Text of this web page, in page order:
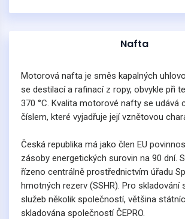
Nafta
Motorová nafta je směs kapalných
se destilací a rafinací z ropy, obvykle při
370 °C. Kvalita motorové nafty se udává
číslem, které vyjadřuje její vznětovou
Česká republika má jako člen EU
zásoby energetických surovin na 90 dní.
řízeno centrálně prostřednictvím úřadu
hmotných rezerv (SSHR). Pro skladování
služeb několik společností, většina
skladována společností ČEPRO.